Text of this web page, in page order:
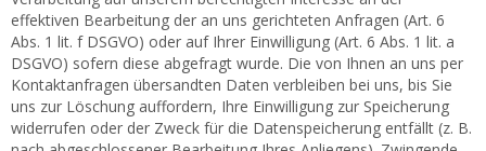
effektiven Bearbeitung der an uns gerichteten Anfragen (Art. 6
Abs. 1 lit. f DSGVO) oder auf Ihrer Einwilligung (Art. 6 Abs. 1 lit. a
DSGVO) sofern diese abgefragt wurde. Die von Ihnen an uns per
Kontaktanfragen übersandten Daten verbleiben bei uns, bis Sie
uns zur Löschung auffordern, Ihre Einwilligung zur Speicherung
widerrufen oder der Zweck für die Datenspeicherung entfällt (z. B.